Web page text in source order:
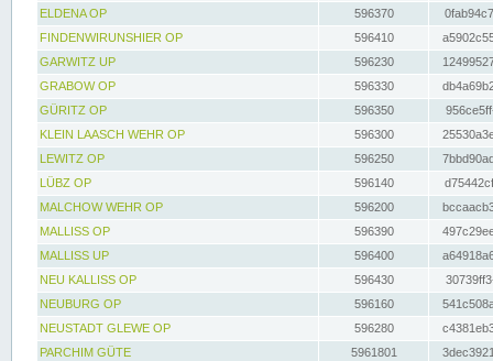
ELDENA OP
596370
FINDENWIRUNSHIER OP
596410
GARWITZ UP
596230
GRABOW OP
596330
GÜRITZ OP
596350
KLEIN LAASCH WEHR OP
596300
LEWITZ OP
596250
LÜBZ OP
596140
MALCHOW WEHR OP
596200
MALLISS OP
596390
MALLISS UP
596400
NEU KALLISS OP
596430
NEUBURG OP
596160
NEUSTADT GLEWE OP
596280
PARCHIM GÜTE
5961801